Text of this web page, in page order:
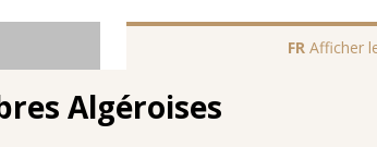
FR Afficher
Algéroises